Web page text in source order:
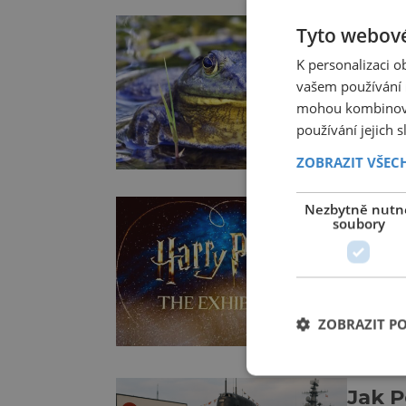
PŘÍRODA
až k
nyní ji
zkusit
Jak
Tyto
K personalizaci
vašem
mohou
používání jejich
ZOBRAZIT
Nezbytně
soubory
ZOBRAZIT